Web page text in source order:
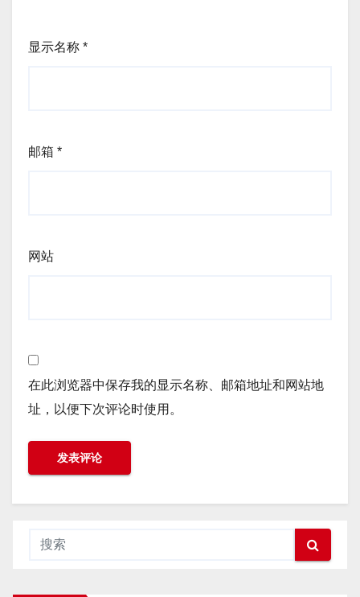
显示名称 *
邮箱 *
网站
在此浏览器中保存我的显示名称、邮箱地址和网站地
址，以便下次评论时使用。